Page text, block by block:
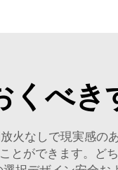
べき
火なしで現実感の
とができます。ど